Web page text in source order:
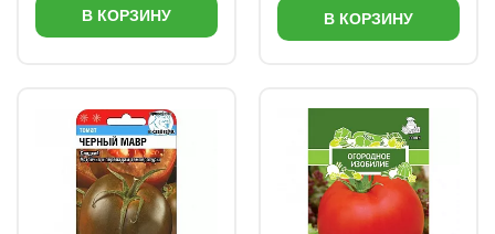
В КОРЗИНУ В КОРЗИНУ